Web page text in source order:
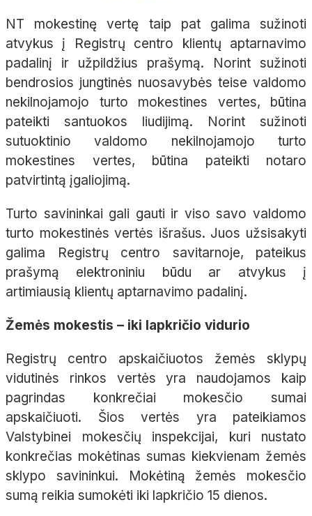
NT mokestinę vertę taip pat galima sužinoti
atvykus į Registrų centro klientų aptarnavimo
padalinį ir užpildžius prašymą. Norint sužinoti
bendrosios jungtinės nuosavybės teise valdomo
nekilnojamojo turto mokestines vertes, būtina
pateikti santuokos liudijimą. Norint sužinoti
sutuoktinio valdomo nekilnojamojo turto
mokestines vertes, būtina pateikti notaro
patvirtintą įgaliojimą.
Turto savininkai gali gauti ir viso savo valdomo
turto mokestinės vertės išrašus. Juos užsisakyti
galima Registrų centro savitarnoje, pateikus
prašymą elektroniniu būdu ar atvykus į
artimiausią klientų aptarnavimo padalinį.
Žemės mokestis – iki lapkričio vidurio
Registrų centro apskaičiuotos žemės sklypų
vidutinės rinkos vertės yra naudojamos kaip
pagrindas konkrečiai mokesčio sumai
apskaičiuoti. Šios vertės yra pateikiamos
Valstybinei mokesčių inspekcijai, kuri nustato
konkrečias mokėtinas sumas kiekvienam žemės
sklypo savininkui. Mokėtiną žemės mokesčio
sumą reikia sumokėti iki lapkričio 15 dienos.